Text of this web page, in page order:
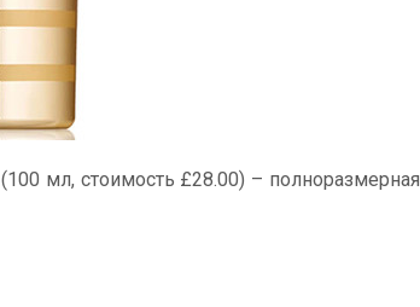
(100 мл, стоимость £28.00) – полноразмерная